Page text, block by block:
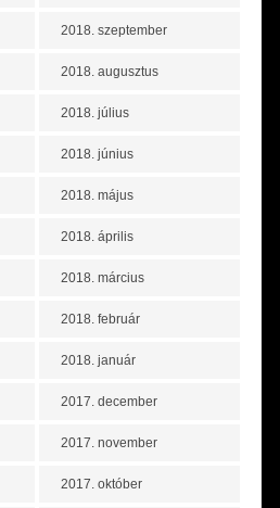
2018. szeptember
2018. augusztus
2018. július
2018. június
2018. május
2018. április
2018. március
2018. február
2018. január
2017. december
2017. november
2017. október